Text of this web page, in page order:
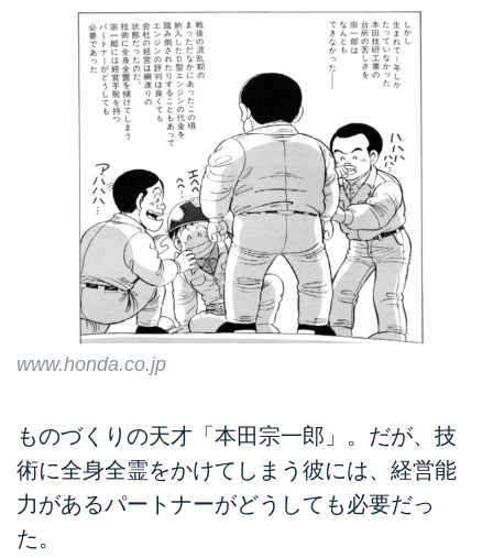
www.honda.co.jp
ものづくりの天才「本田宗一郎」。だが、技
術に全身全霊をかけてしまう彼には、経営能
力があるパートナーがどうしても必要だっ
た。